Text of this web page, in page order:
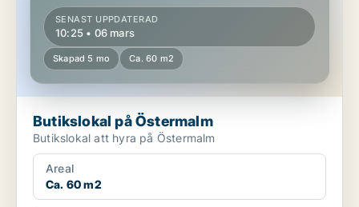
SENAST UPPDATERAD
10:25 • 06 mars
Skapad 5 mo Ca. 60 m2
Butikslokal på Östermalm
Butikslokal att hyra på Östermalm
Areal
Ca. 60 m2